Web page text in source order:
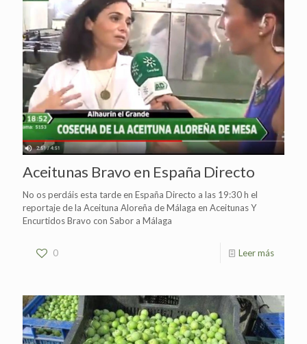
Aceitunas Bravo en España Directo
No os perdáis esta tarde en España Directo a las 19:30 h el
reportaje de la Aceituna Aloreña de Málaga en Aceitunas Y
Encurtidos Bravo con Sabor a Málaga
0 Leer más